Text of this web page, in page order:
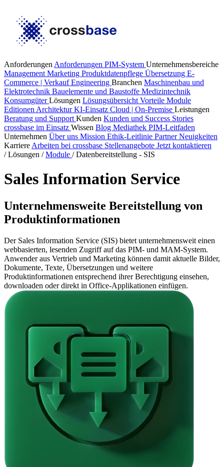
Anforderungen Anforderungen PIM-System Unternehmensbereiche
Management Marketing Produktdatenpflege Übersetzung E-
Commerce | VerkaufEngineering Branchen Maschinenbau und
Elektrotechnik Bauelemente und Baustoffe Medizintechnik
KonsumgüterLösungen Lösungsübersicht Vorteile Module
Editionen ArchitekturKI-Einsatz Cloud | On-Premise Leistungen
Beratung und Support Kunden Kunden und Success Stories
crossbase im Einsatz Wissen Blog Mediathek PIM-Leitfaden
Unternehmen Über uns Mission Ethik-Leitlinie PartnerNeuigkeiten
Karriere Arbeiten bei crossbase Stellenangebote Jetzt kontaktieren
/ Lösungen / Module / Datenbereitstellung - SIS
Sales Information Service
Unternehmensweite Bereitstellung von
Produktinformationen
Der Sales Information Service (SIS) bietet unternehmensweit einen
webbasierten, lesenden Zugriff auf das PIM- und MAM-System.
Anwender aus Vertrieb und Marketing können damit aktuelle Bilder,
Dokumente, Texte, Übersetzungen und weitere
Produktinformationen entsprechend ihrer Berechtigung einsehen,
downloaden oder direkt in Office-Applikationen einfügen.